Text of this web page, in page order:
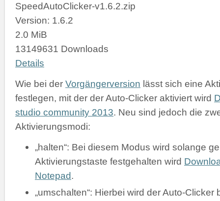
SpeedAutoClicker-v1.6.2.zip
Version: 1.6.2
2.0 MiB
13149631 Downloads
Details
Wie bei der Vorgängerversion lässt sich eine
festlegen, mit der der Auto-Clicker aktiviert wird
studio community 2013. Neu sind jedoch die
Aktivierungsmodi:
„halten“: Bei diesem Modus wird solange
Aktivierungstaste festgehalten wird
Notepad.
„umschalten“: Hierbei wird der Auto-Clicker